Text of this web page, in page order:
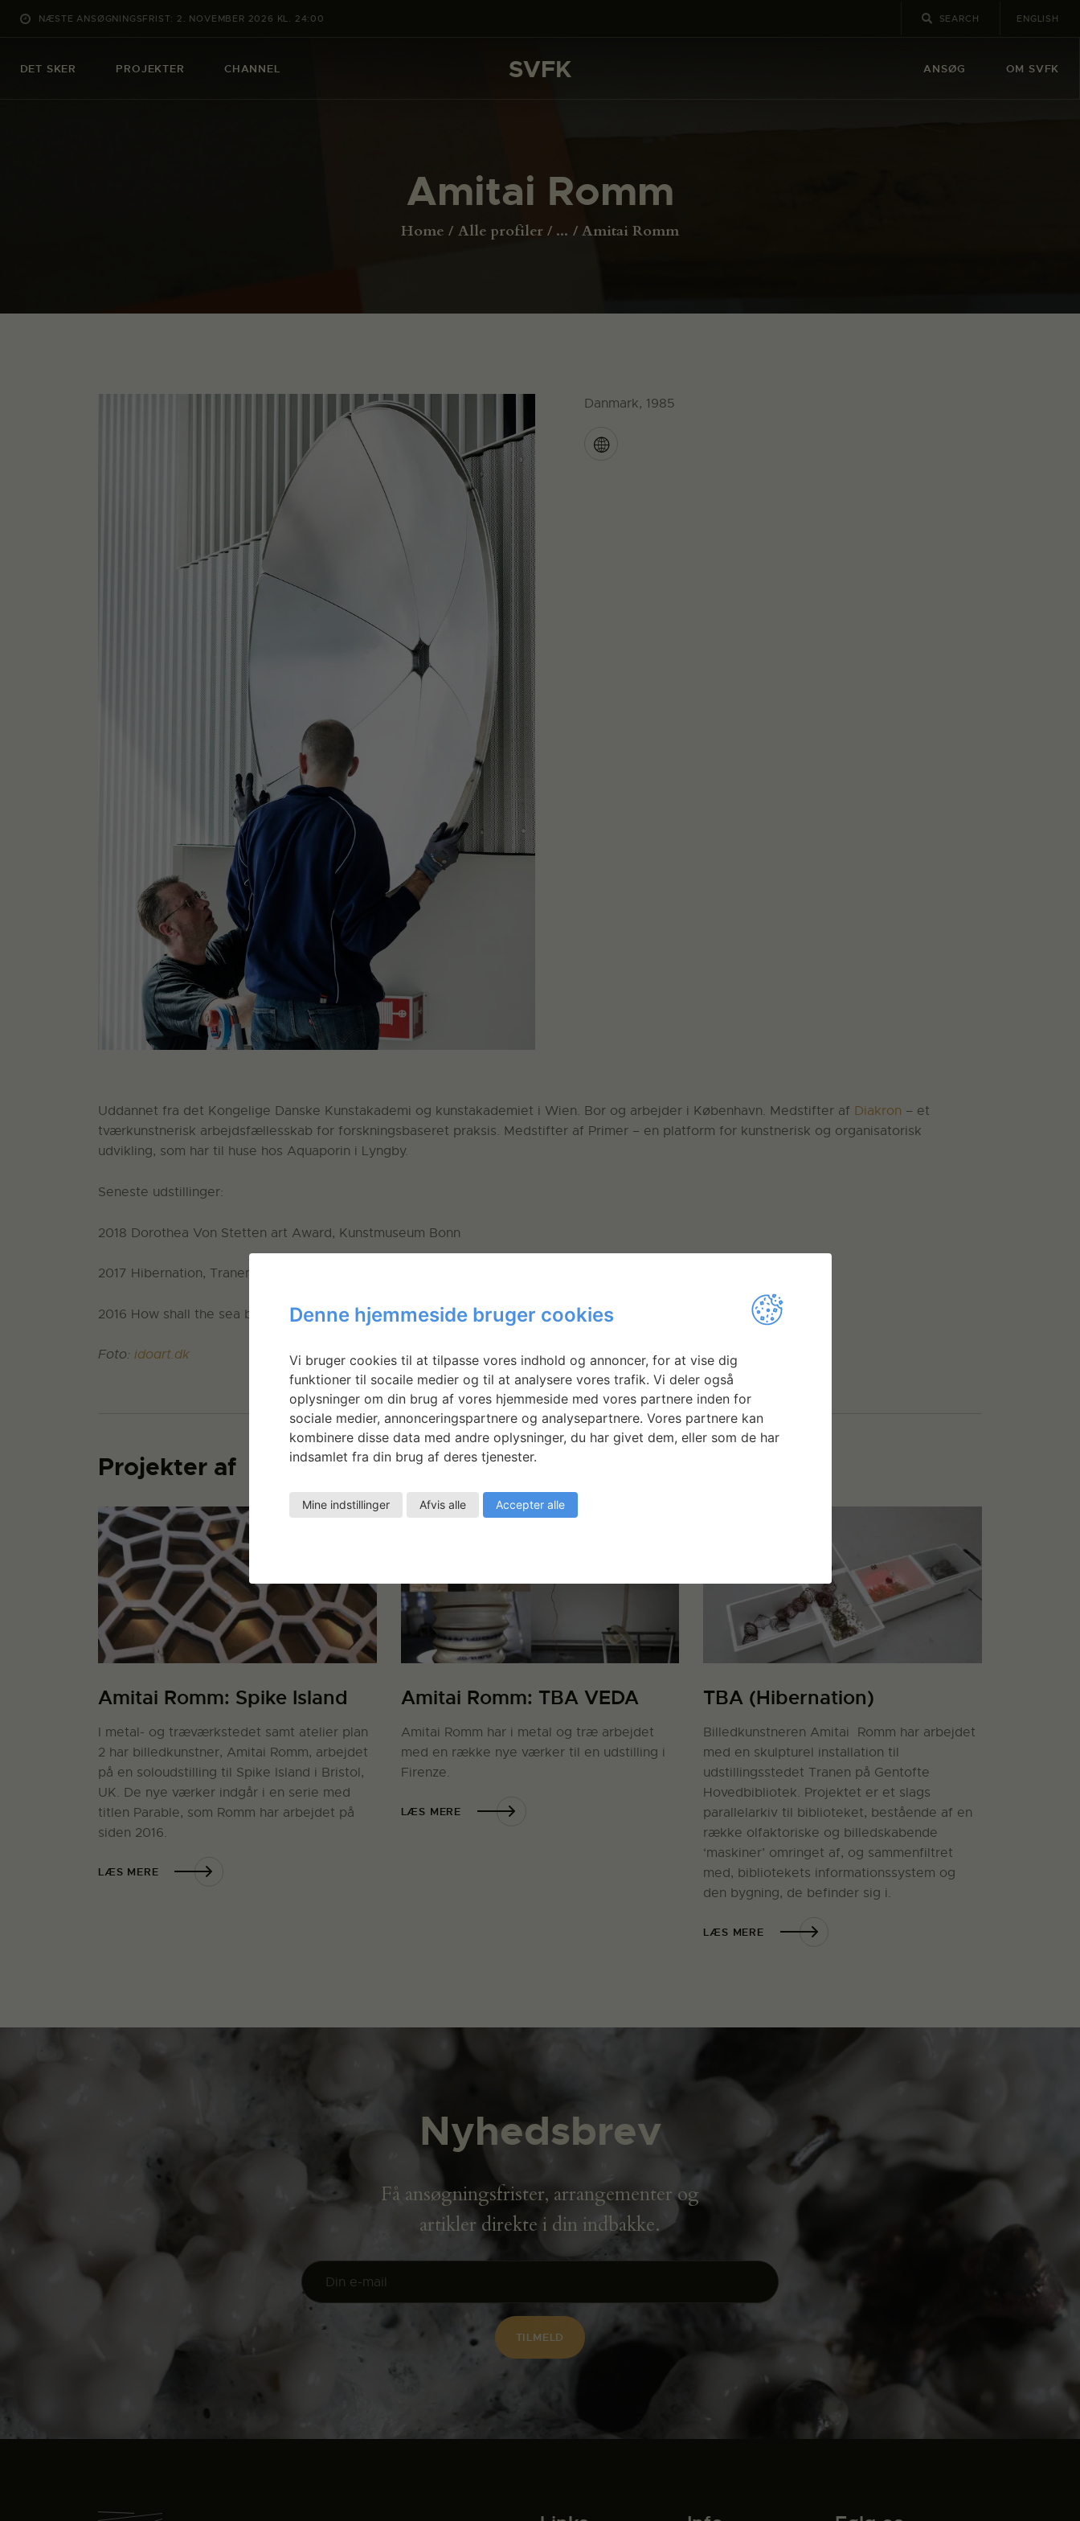
NÆSTE ANSØGNINGSFRIST: 2. NOVEMBER 2026 KL. 24:00 ENGLISH
DET SKER PROJEKTER CHANNEL SVFK ANSØG OM SVFK
Amitai Romm
Home Alle profiler ... Amitai Romm
SVFK
PROJEKTER
OM SVFK
ENGLISH
Danmark, 1985
Uddannet fra det Kongelige Danske Kunstakademi og kunstakademiet i Wien. Bor og arbejder i København. Medstifter af Diakron – et
tværkunstnerisk arbejdsfællesskab for forskningsbaseret praksis. Medstifter af Primer – en platform for kunstnerisk og organisatorisk
udvikling, som har til huse hos Aquaporin i Lyngby.
Seneste udstillinger:
2018 Dorothea Von Stetten art Award, Kunstmuseum Bonn
2017 Hibernation, Tranen, Gentofte
2016 How shall the sea be referred to, Bianca D’Alessandro, København
Foto: idoart.dk
Projekter af
Amitai Romm: Spike Island
I metal- og træværkstedet samt atelier plan
2 har billedkunstner, Amitai Romm, arbejdet
på en soloudstilling til Spike Island i Bristol,
UK. De nye værker indgår i en serie med
titlen Parable, som Romm har arbejdet på
siden 2016.
LÆS MERE
Amitai Romm: TBA VEDA
Amitai Romm har i metal og træ arbejdet
med en række nye værker til en udstilling i
Firenze.
LÆS MERE
TBA (Hibernation)
Billedkunstneren Amitai Romm har arbejdet
med en skulpturel installation til
udstillingsstedet Tranen på Gentofte
Hovedbibliotek. Projektet er et slags
parallelarkiv til biblioteket, bestående af en
række olfaktoriske og billedskabende
‘maskiner’ omringet af, og sammenfiltret
med, bibliotekets informationssystem og
den bygning, de befinder sig i.
LÆS MERE
Nyhedsbrev
Få ansøgningsfrister, arrangementer og
artikler direkte i din indbakke.
Denne hjemmeside bruger cookies
Vi bruger cookies til at tilpasse vores indhold og annoncer, for at vise dig
funktioner til socaile medier og til at analysere vores trafik. Vi deler også
oplysninger om din brug af vores hjemmeside med vores partnere inden for
sociale medier, annonceringspartnere og analysepartnere. Vores partnere kan
kombinere disse data med andre oplysninger, du har givet dem, eller som de har
indsamlet fra din brug af deres tjenester.
Mine indstillinger Afvis alle Accepter alle